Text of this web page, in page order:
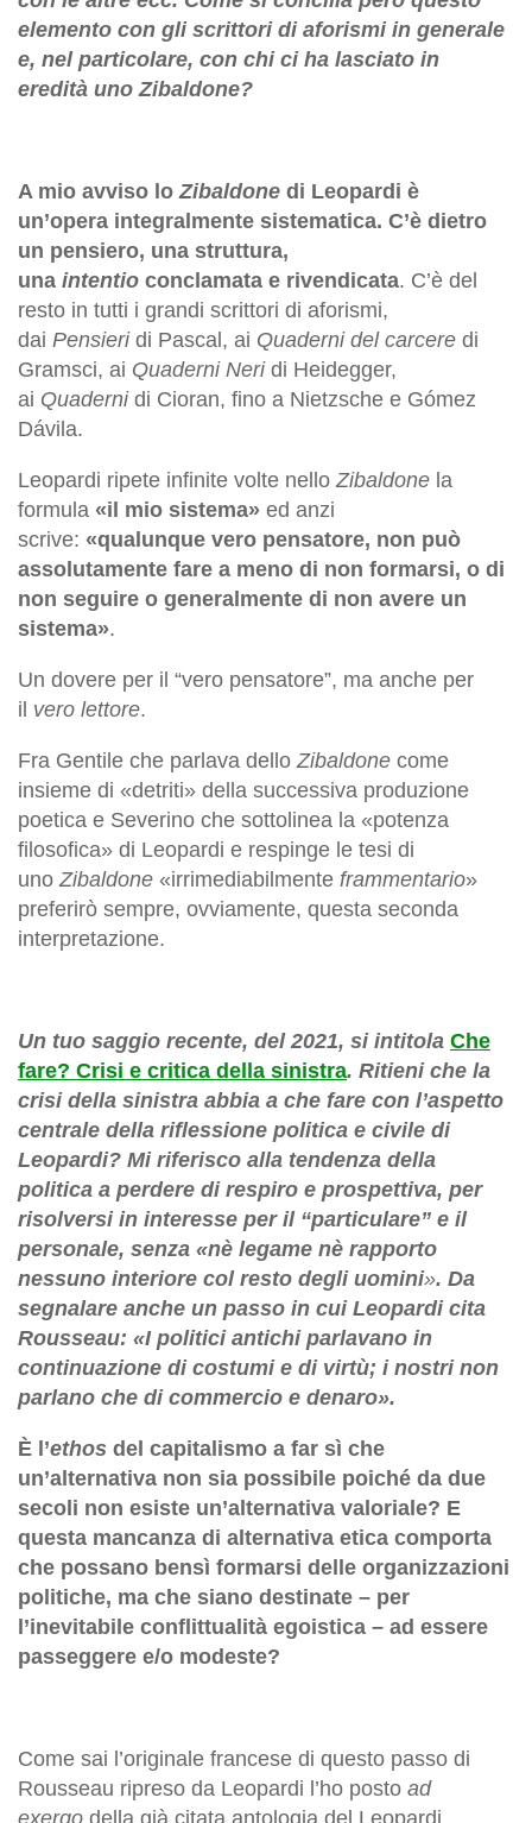
elemento con gli scrittori di aforismi in generale
e, nel particolare, con chi ci ha lasciato in
eredità uno Zibaldone?
A mio avviso lo Zibaldone di Leopardi è
un’opera integralmente sistematica. C’è dietro
un pensiero, una struttura,
una intentio conclamata e rivendicata. C’è del
resto in tutti i grandi scrittori di aforismi,
dai Pensieridi Pascal, ai Quaderni del carcere di
Gramsci, ai Quaderni Neridi Heidegger,
ai Quadernidi Cioran, fino a Nietzsche e Gómez
Dávila.
Leopardi ripete infinite volte nello Zibaldone la
formula «il mio sistema» ed anzi
scrive: «qualunque vero pensatore, non può
assolutamente fare a meno di non formarsi, o di
non seguire o generalmente di non avere un
sistema».
Un dovere per il “vero pensatore”, ma anche per
il vero lettore.
Fra Gentile che parlava dello Zibaldone come
insieme di «detriti» della successiva produzione
poetica e Severino che sottolinea la «potenza
filosofica» di Leopardi e respinge le tesi di
uno Zibaldone «irrimediabilmente frammentario»
preferirò sempre, ovviamente, questa seconda
interpretazione.
Un tuo saggio recente, del 2021, si intitola Che
fare? Crisi e critica della sinistra. Ritieni che la
crisi della sinistra abbia a che fare con l’aspetto
centrale della riflessione politica e civile di
Leopardi? Mi riferisco alla tendenza della
politica a perdere di respiro e prospettiva, per
risolversi in interesse per il “particulare” e il
personale, senza «nè legame nè rapporto
nessuno interiore col resto degli uomini». Da
segnalare anche un passo in cui Leopardi cita
Rousseau: «I politici antichi parlavano in
continuazione di costumi e di virtù; i nostri non
parlano che di commercio e denaro».
È l’ethos del capitalismo a far sì che
un’alternativa non sia possibile poiché da due
secoli non esiste un’alternativa valoriale? E
questa mancanza di alternativa etica comporta
che possano bensì formarsi delle organizzazioni
politiche, ma che siano destinate – per
l’inevitabile conflittualità egoistica – ad essere
passeggere e/o modeste?
Come sai l’originale francese di questo passo di
Rousseau ripreso da Leopardi l’ho posto ad
exergo della già citata antologia del Leopardi